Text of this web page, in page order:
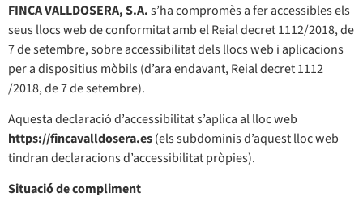
FINCA VALLDOSERA, S.A.s’ha compromès a fer accessibles els
seus llocs web de conformitat amb el Reial decret 1112/2018, de
7 de setembre, sobre accessibilitat dels llocs web i aplicacions
per a dispositius mòbils (d’ara endavant, Reial decret 1112
/2018, de 7 de setembre).
Aquesta declaració d’accessibilitat s’aplica al lloc web
https://fincavalldosera.es(els subdominis d’aquest lloc web
tindran declaracions d’accessibilitat pròpies).
Situació de compliment